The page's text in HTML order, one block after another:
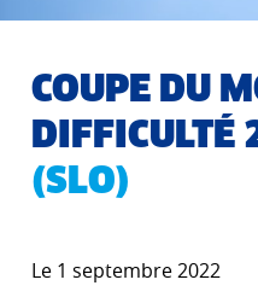
COUPE DU
(SLO)
Le 1 septembre 2022